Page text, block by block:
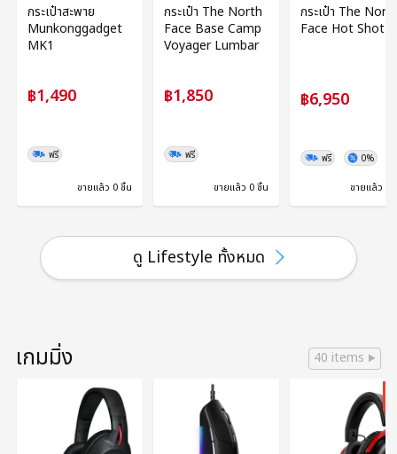
กระเป๋าสะพาย
Munkonggadget
MK1
฿1,490
ฟรี
ขายแล้ว 0 ชิ้น
กระเป๋า The North
Face Base Camp
Voyager Lumbar
฿1,850
ฟรี
ขายแล้ว 0 ชิ้น
กระเป๋า The
Face Hot Shot
฿6,950
ฟรี 0%
ขายแล้ว 0
ดู Lifestyle ทั้งหมด
เกมมิ่ง 40 items